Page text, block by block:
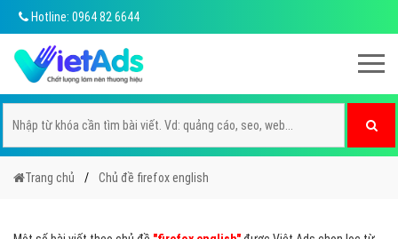
Hotline: 0964 82 6644
Trang chủ Chủ đề firefox english